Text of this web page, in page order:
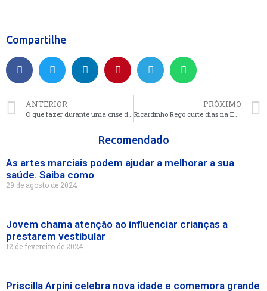
Compartilhe
ANTERIOR PRÓXIMO
Recomendado
As artes marciais podem ajudar a melhorar a sua
saúde. Saiba como
29 de agosto de 2024
Jovem chama atenção ao influenciar crianças a
prestarem vestibular
12 de fevereiro de 2024
Priscilla Arpini celebra nova idade e comemora grande